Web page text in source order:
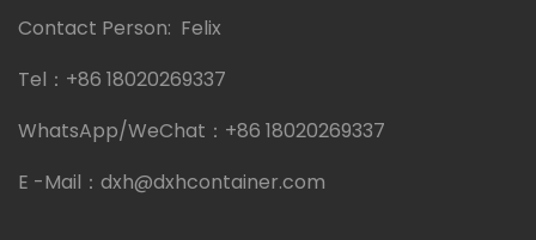
Contact Person: Felix
Tel： +86 18020269337
WhatsApp/WeChat： +86 18020269337
E -Mail： dxh@dxhcontainer.com